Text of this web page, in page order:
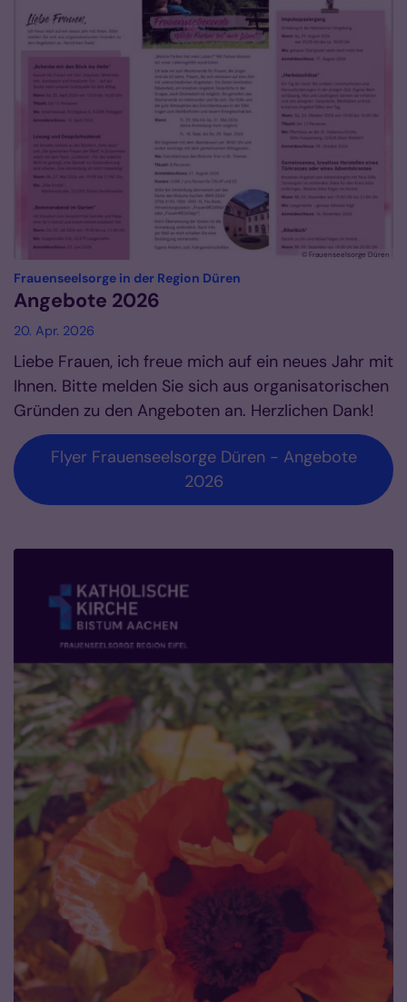
© Frauenseelsorge Düren
Frauenseelsorge in der Region Düren
Angebote 2026
20. Apr. 2026
Liebe Frauen, ich freue mich auf ein neues Jahr mit
Ihnen. Bitte melden Sie sich aus organisatorischen
Gründen zu den Angeboten an. Herzlichen Dank!
Flyer Frauenseelsorge Düren - Angebote
2026